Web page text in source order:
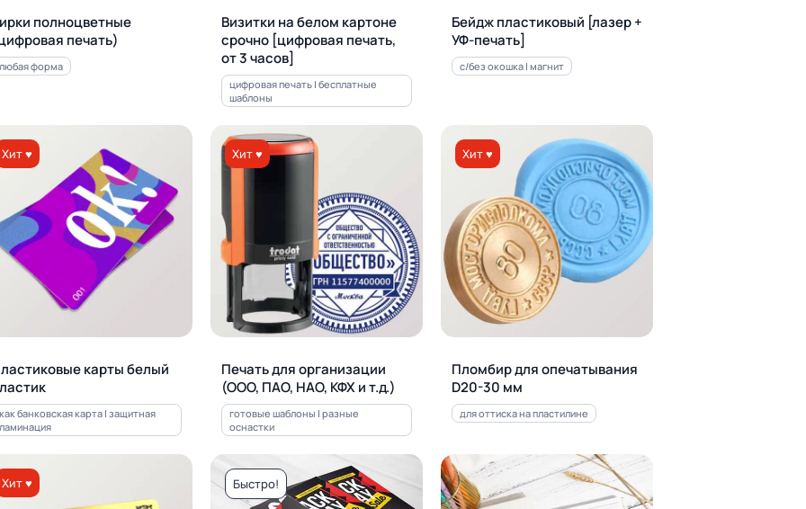
полноцветные
печать)
любая форма
Визитки на белом картоне
срочно [цифровая печать,
от 3 часов]
цифровая печать | бесплатные
шаблоны
Бейдж пластиковый [лазер +
УФ-печать]
с/без окошка | магнит
Хит ♥
карты белый
как банковская карта | защитная
ламинация
Хит ♥
Печать для орга­ни­за­ции
(ООО, ПАО, НАО, КФХ и т.д.)
готовые шаблоны | разные
оснастки
Хит ♥
Пломбир для опечатывания
D20-30 мм
для оттиска на пластилине
Хит ♥ Быстро!